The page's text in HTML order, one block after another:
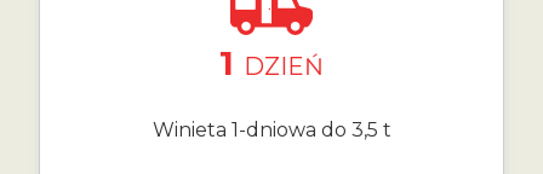
1 DZIEŃ
Winieta 1-dniowa do 3,5 t